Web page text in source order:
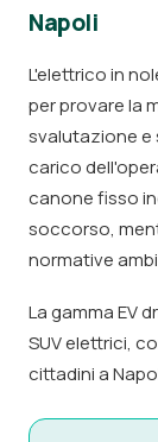
Napoli
L'elettrico in
per provare la
svalutazione e
carico
canone fisso
soccorso,
normative
La gamma EV
SUV elettrici,
cittadini a